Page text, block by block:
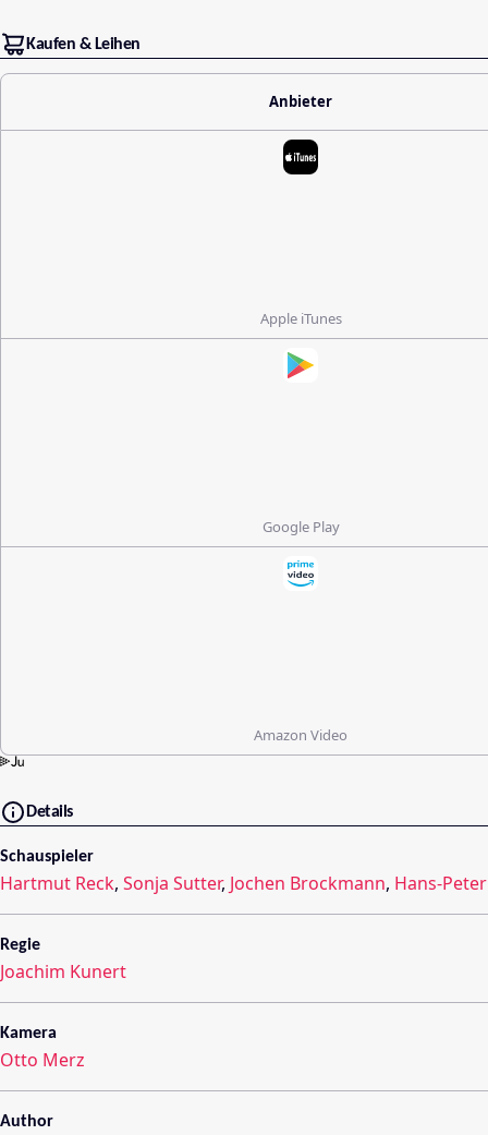
Kaufen & Leihen
Anbieter
Apple iTunes
Google Play
Amazon Video
Details
Schauspieler
Hartmut Reck, Sonja Sutter, Jochen Brockmann, Hans-
Regie
Joachim Kunert
Kamera
Otto Merz
Author